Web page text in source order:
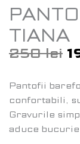
TIANA
250lei
Pantofii
confortabili,
Gravurile
aduce